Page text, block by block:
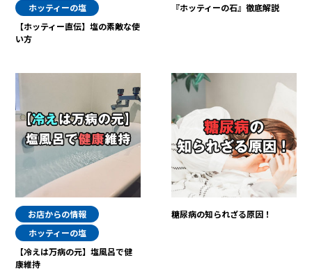
ホッティーの塩
【ホッティー直伝】塩の素敵な使
い方
『ホッティーの石』徹底解説
お店からの情報
ホッティーの塩
【冷えは万病の元】塩風呂で健
康維持
糖尿病の知られざる原因！